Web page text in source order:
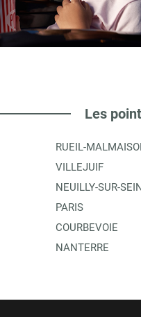
Les
RUEIL-
VILLEJUIF
NEUILLY-SUR-
PARIS
COURBEVOIE
NANTERRE